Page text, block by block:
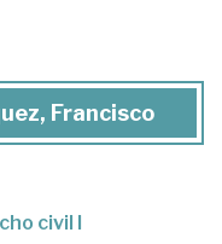
Francisco
civil I